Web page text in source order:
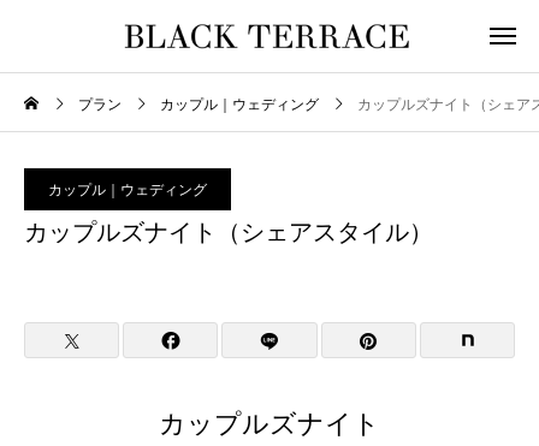
プラン カップル｜ウェディング カップルズナイト（シェア
カップル｜ウェディング
カップルズナイト（シェアスタイル）
カップルズナイト